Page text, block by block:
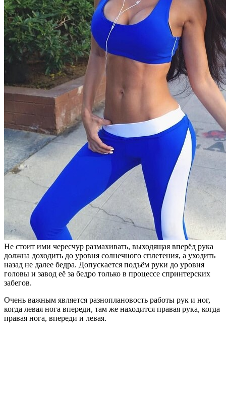
Не стоит ими чересчур размахивать, выходящая вперёд рука
должна доходить до уровня солнечного сплетения, а уходить
назад не далее бедра. Допускается подъём руки до уровня
головы и завод её за бедро только в процессе спринтерских
забегов.
Очень важным является разноплановость работы рук и ног,
когда левая нога впереди, там же находится правая рука, когда
правая нога, впереди и левая.